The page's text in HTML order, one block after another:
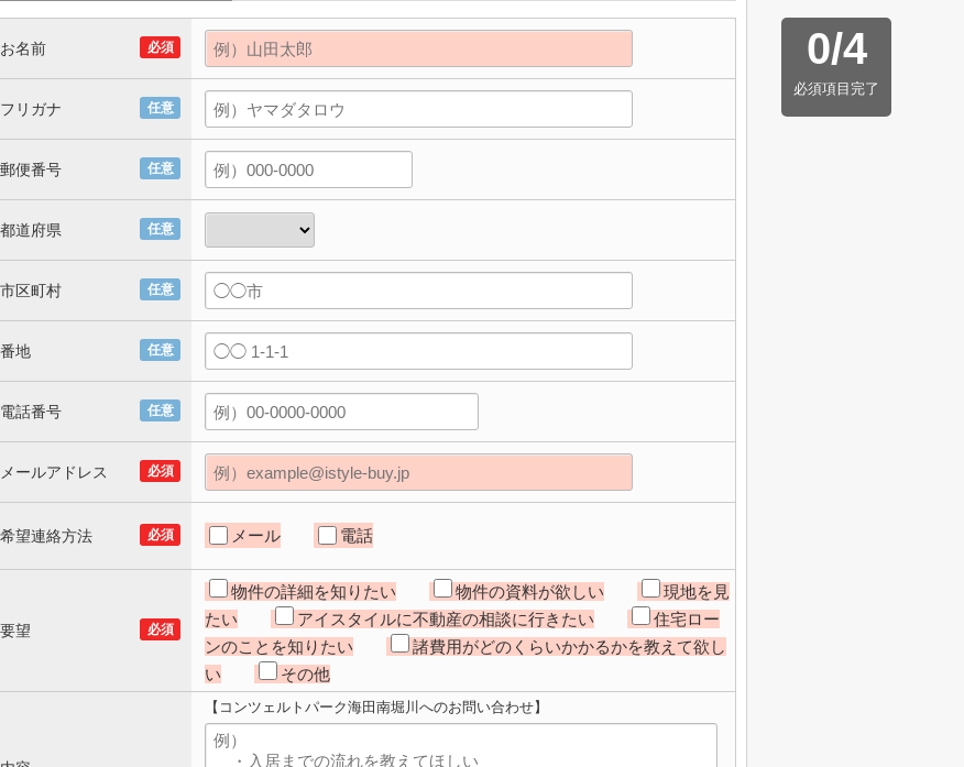
0/4
必須項目完了
必須
お名前
任意
フリガナ
任意
郵便番号
任意
都道府県
任意
市区町村
任意
番地
任意
電話番号
必須
メールアドレス
必須
希望連絡方法 メール 電話
必須
要望
物件の詳細を知りたい 物件の資料が欲しい
現地を見
たい
アイスタイルに不動産の相談に行きたい
住宅ロー
ンのことを知りたい
諸費用がどのくらいかかるかを教えて欲し
い
その他
【コンツェルトパーク海田南堀川へのお問い合わせ】